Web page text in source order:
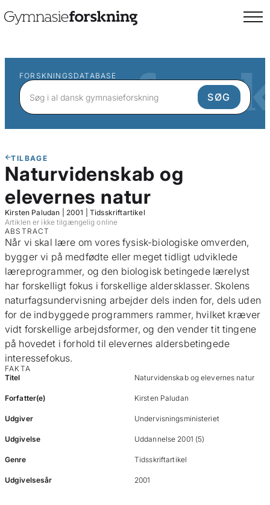
FORSKNINGSDATABASE
TILBAGE
Naturvidenskab og
elevernes natur
Kirsten Paludan 2001 |Tidsskriftartikel
Artiklen er ikke tilgængelig online
ABSTRACT
Når vi skal lære om vores fysisk-biologiske omverden,
bygger vi på medfødte eller meget tidligt udviklede
læreprogrammer, og den biologisk betingede lærelyst
har forskelligt fokus i forskellige aldersklasser. Skolens
naturfagsundervisning arbejder dels inden for, dels uden
for de indbyggede programmers rammer, hvilket kræver
vidt forskellige arbejdsformer, og den vender tit tingene
på hovedet i forhold til elevernes aldersbetingede
interessefokus.
FAKTA
Titel
Naturvidenskab og elevernes natur
Forfatter(e) Kirsten Paludan
Udgiver Undervisningsministeriet
Udgivelse Uddannelse 2001 (5)
Genre Tidsskriftartikel
Udgivelsesår 2001